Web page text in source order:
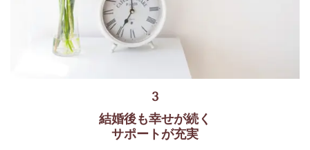
3
結婚後も幸せが続く
サポートが充実